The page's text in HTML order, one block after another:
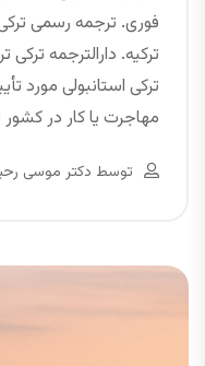
فوری. ترجمه رسمی
ترکیه. دارالترجمه ترکی
ترکی استانبولی مورد
مهاجرت یا کار در کشور
توسط دکتر موسی